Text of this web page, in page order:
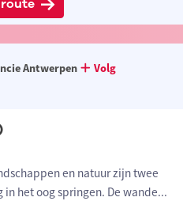
Antwerpen
Volg
en natuur zijn twee
het oog springen. De wande...